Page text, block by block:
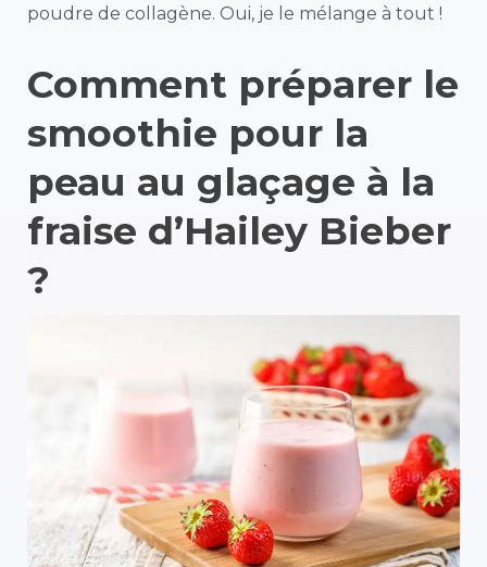
poudre de collagène. Oui, je le mélange à tout !
Comment préparer le
smoothie pour la
peau au glaçage à la
fraise d’Hailey Bieber
?